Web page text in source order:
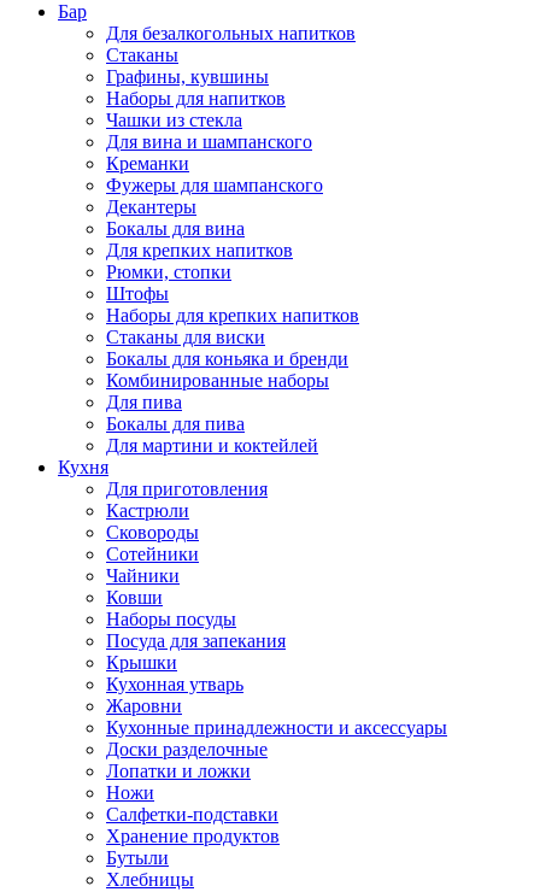
Бар
Для безалкогольных напитков
Стаканы
Графины, кувшины
Наборы для напитков
Чашки из стекла
Для вина и шампанского
Креманки
Фужеры для шампанского
Декантеры
Бокалы для вина
Для крепких напитков
Рюмки, стопки
Штофы
Наборы для крепких напитков
Стаканы для виски
Бокалы для коньяка и бренди
Комбинированные наборы
Для пива
Бокалы для пива
Для мартини и коктейлей
Кухня
Для приготовления
Кастрюли
Сковороды
Сотейники
Чайники
Ковши
Наборы посуды
Посуда для запекания
Крышки
Кухонная утварь
Жаровни
Кухонные принадлежности и аксессуары
Доски разделочные
Лопатки и ложки
Ножи
Салфетки-подставки
Хранение продуктов
Бутыли
Хлебницы